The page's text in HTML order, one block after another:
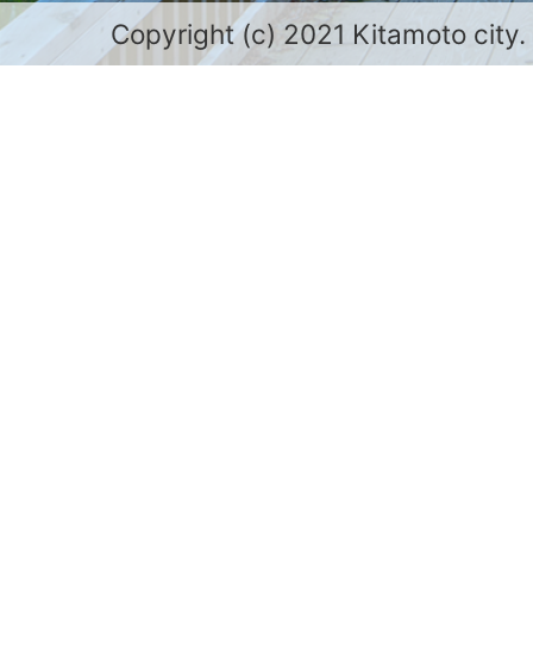
Copyright (c) 2021 Kitamoto city.